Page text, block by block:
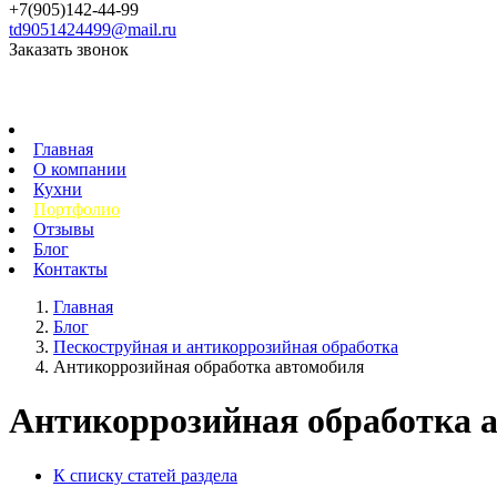
+7(905)142-44-99
td9051424499@mail.ru
Заказать звонок
Главная
О компании
Кухни
Портфолио
Отзывы
Блог
Контакты
Главная
Блог
Пескоструйная и антикоррозийная обработка
Антикоррозийная обработка автомобиля
Антикоррозийная обработка
К списку статей раздела